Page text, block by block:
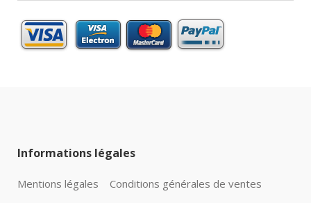
Informations légales
Mentions légales Conditions générales de ventes